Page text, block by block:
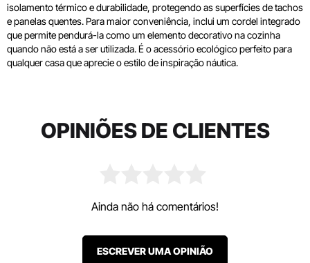
isolamento térmico e durabilidade, protegendo as superfícies de tachos
e panelas quentes. Para maior conveniência, inclui um cordel integrado
que permite pendurá-la como um elemento decorativo na cozinha
quando não está a ser utilizada. É o acessório ecológico perfeito para
qualquer casa que aprecie o estilo de inspiração náutica.
OPINIÕES DE CLIENTES
Ainda não há comentários!
ESCREVER UMA OPINIÃO